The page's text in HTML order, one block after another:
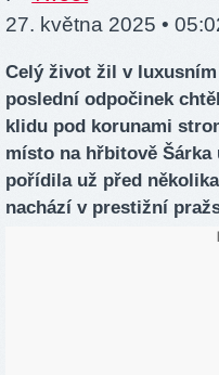
27. května 2025 •
Celý život žil v
poslední odpočinek
klidu pod korunami
místo na hřbitově Šárka
pořídila už před
nachází v prestižní